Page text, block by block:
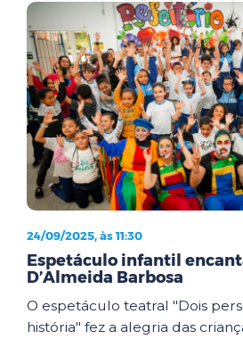
24/09/2025, às 11:30
Espetáculo infantil
D’Almeida Barbosa
O espetáculo teatral "Dois
história" fez a alegria das